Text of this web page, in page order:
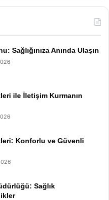
Sağlığınıza Anında Ulaşın
ile İletişim Kurmanın
Konforlu ve Güvenli
Sağlık